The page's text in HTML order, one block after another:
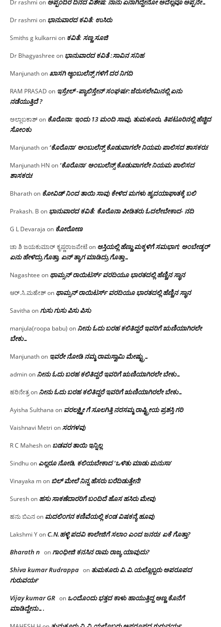
Dr rashmi on ಅಪ್ಪಂದಿರ ದಿನದ ವಿಶೇಷ: ನಾನು ಏನಾಗಿದ್ದೇನೋ‌ ಅದೆಲ್ಲವೂ ಅಪ್ಪನೇ…
Dr rashmi on ಭಾನುವಾರದ ಕವಿತೆ: ಉಸಿರು
Smiths g kulkarni on ಕವಿತೆ: ಸಣ್ಣ ಸೂಜಿ
Dr Bhagyashree on ಭಾನುವಾರದ ಕವಿತೆ :ಸಾವಿನ ಸನಿಹ
Manjunathonಖಾಸಗಿ ಆ್ಯಂಬುಲೆನ್ಸ್ ಗಳಿಗೆ ದರ ನಿಗದಿ
RAM PRASAD on ಇಸ್ರೇಲ್ -ಪ್ಯಾಲಿಸ್ತೇನ್ ಸಂಘರ್ಷ:ಜೆರುಸಲೇಮಿನಲ್ಲಿ ಏನು
ನಡೆಯುತ್ತಿದೆ ?
ಅಲ್ಲಾಬಕಾಶ್on ಕೊರೊನಾ: ಇಂದು 13 ಮಂದಿ ಸಾವು, ತುಮಕೂರು, ತಿಪಟೂರಿನಲ್ಲಿ ಹೆಚ್ಚಿದ
ಸೋಂಕು
Manjunathon ‘ಕೊರೊನಾ’ ಅಂಬುಲೆನ್ಸ್ ಕೊಡುವಾಗಲೇ ನಿಯಮ ಪಾಲಿಸದ ಶಾಸಕರು!
Manjunath HN on ‘ಕೊರೊನಾ’ ಅಂಬುಲೆನ್ಸ್ ಕೊಡುವಾಗಲೇ ನಿಯಮ ಪಾಲಿಸದ
ಶಾಸಕರು!
Bharathon ಕೋವಿಡ್ ನಿಂದ ತಾಯಿ ಸಾವು ಕೇಳಿದ ಮಗಳು ಹೃದಯಾಘಾತಕ್ಕೆ ಬಲಿ
Prakash. B on ಭಾನುವಾರದ ಕವಿತೆ: ಕೊರೊನಾ ಪೀಡಿತರು ಓದಲೇಬೇಕಾದ- ನದಿ
G L Devaraja on ಕೋರೋಣ
ಚಾ ಶಿ ಜಯಕುಮಾರ್ ಕೃಷ್ಣರಾಜಪೇಟೆon ಆಸ್ತಿಯಲ್ಲಿ ಹೆಣ್ಣು ಮಕ್ಕಳಿಗೆ ಸಮಭಾಗ; ಅಂಬೇಡ್ಕರ್
ಏನು ಹೇಳಿದ್ರು ಗೊತ್ತಾ, ಏನ್ ತ್ಯಾಗ ಮಾಡಿದ್ರು ಗೊತ್ತಾ…
Nagashtee on ಥಾಮ್ಸನ್ ರಾಯಿಟರ್ಸ್ ವರದಿಯೂ ಭಾರತದಲ್ಲಿ ಹೆಣ್ಣಿನ ಸ್ಥಾನ‌
ಆರ್.ಸಿ.ಮಹೇಶ್on ಥಾಮ್ಸನ್ ರಾಯಿಟರ್ಸ್ ವರದಿಯೂ ಭಾರತದಲ್ಲಿ ಹೆಣ್ಣಿನ ಸ್ಥಾನ‌
Savitha onಗುಸು ಗುಸು ಪಿಸು ಪಿಸು
manjula(roopa babu) on ನೀನು ಓದು ಬರಹ ಕಲಿತಿದ್ದರೆ ಇವರಿಗೆ ಋಣಿಯಾಗಿರಲೇ
ಬೇಕು…
Manjunathon ಇವರೇ‌ ನೋಡಿ‌ ನಮ್ಮ‌ ರಾಮಸ್ವಾಮಿ ಮೇಷ್ಟ್ರು…
adminon ನೀನು ಓದು ಬರಹ ಕಲಿತಿದ್ದರೆ ಇವರಿಗೆ ಋಣಿಯಾಗಿರಲೇ ಬೇಕು…
ಹರಿನೇತ್ರon ನೀನು ಓದು ಬರಹ ಕಲಿತಿದ್ದರೆ ಇವರಿಗೆ ಋಣಿಯಾಗಿರಲೇ ಬೇಕು…
Ayisha Sulthana on ವರಲಕ್ಷ್ಮೀ ಗೆ ಸೂಲಗಿತ್ತಿ ನರಸಮ್ಮ‌ ರಾಷ್ಟ್ರೀಯ ಪ್ರಶಸ್ತಿ ಗರಿ
Vaishnavi Metri onಸರಗಳವು
R C Maheshon ಬಡವರ ತಾಯಿ ಇನ್ನಿಲ್ಲ
Sindhuon ಎಲ್ಲರೂ ನೋಡಿ, ಕಲಿಯಬೇಕಾದ ‘ಒಳಿತು ಮಾಡು ಮನುಸಾ’
Vinayaka mon ಬಿಲ್ ಮೇಲೆ ನಿನ್ನ ಹೆಸರು ಬರೆದಿಡುತ್ತೇನೆ!
Sureshon ಹಸು ಸಾಕಣೆದಾರರಿಗೆ ಬಂದಿದೆ ಹೊಸ ಹಸಿರು ಮೇವು
ಹನು ಬಿಎನon ಮದಲಿಂಗನ ಕಣಿವೆಯಲ್ಲಿ ಕಂಡ ವಿಷಕನ್ಯೆ ಹೂವು
Lakshmi YonC.N.ಹಳ್ಳಿ ಪದವಿ ಕಾಲೇಜಿಗೆ ಸಲಾಂ‌ ಎಂದ ಜನರು! ಏಕೆ ಗೊತ್ತಾ?
Bharath n onಗಾಂಧೀಜಿ ಕನಸಿನ ರಾಮ ರಾಜ್ಯ ಯಾವುದು?
Shiva kumar Rudrappa on ತುಮಕೂರು‌ ವಿ.ವಿ.ಯಲ್ಲೊಬ್ಬರು ಅಪರೂಪದ
ಗುರುವರ್ಯ
Vijay kumar GR on ಒಂದೊಂದು ಭತ್ತದ ಕಾಳು ಹಾಯುತ್ತಿದ್ದ ಅಣ್ಣ ಕೊನೆಗೆ
ಮಾಡಿದ್ದೇನು….